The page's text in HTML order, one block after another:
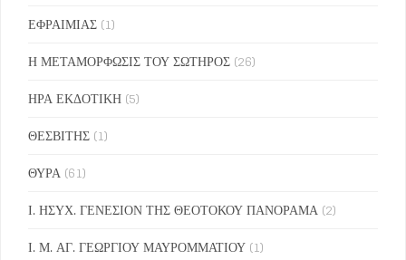
ΕΦΡΑΙΜΙΑΣ (1)
Η ΜΕΤΑΜΟΡΦΩΣΙΣ ΤΟΥ ΣΩΤΗΡΟΣ (26)
ΗΡΑ ΕΚΔΟΤΙΚΗ (5)
ΘΕΣΒΙΤΗΣ (1)
ΘΥΡΑ (61)
Ι. ΗΣΥΧ. ΓΕΝΕΣΙΟΝ ΤΗΣ ΘΕΟΤΟΚΟΥ ΠΑΝΟΡΑΜΑ (2)
Ι. Μ. ΑΓ. ΓΕΩΡΓΙΟΥ ΜΑΥΡΟΜΜΑΤΙΟΥ (1)